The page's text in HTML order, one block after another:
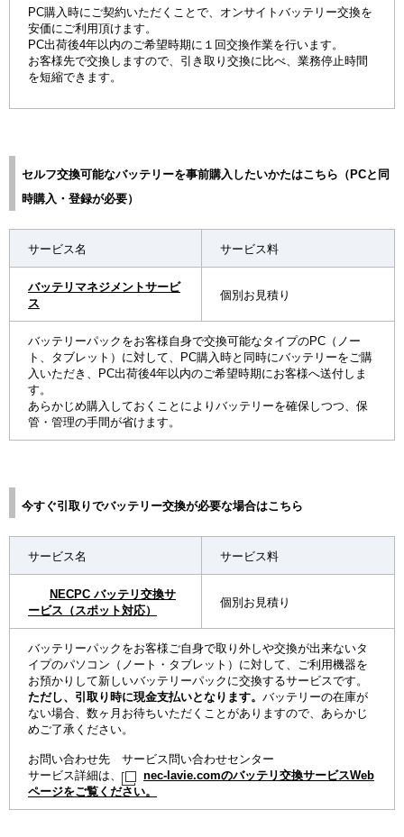
PC購入時にご契約いただくことで、オンサイトバッテリー交換を
安価にご利用頂けます。
PC出荷後4年以内のご希望時期に１回交換作業を行います。
お客様先で交換しますので、引き取り交換に比べ、業務停止時間
を短縮できます。
セルフ交換可能なバッテリーを事前購入したいかたはこちら（PCと同
時購入・登録が必要）
サービス名 サービス料
バッテリマネジメントサービ
ス
個別お見積り
バッテリーパックをお客様自身で交換可能なタイプのPC（ノー
ト、タブレット）に対して、PC購入時と同時にバッテリーをご購
入いただき、PC出荷後4年以内のご希望時期にお客様へ送付しま
す。
あらかじめ購入しておくことによりバッテリーを確保しつつ、保
管・管理の手間が省けます。
今すぐ引取りでバッテリー交換が必要な場合はこちら
サービス名 サービス料
NECPC バッテリ交換サ
ービス（スポット対応）
個別お見積り
バッテリーパックをお客様ご自身で取り外しや交換が出来ないタ
イプのパソコン（ノート・タブレット）に対して、ご利用機器を
お預かりして新しいバッテリーパックに交換するサービスです。
ただし、引取り時に現金支払いとなります。 バッテリーの在庫が
ない場合、数ヶ月お待ちいただくことがありますので、あらかじ
めご了承ください。
お問い合わせ先 サービス問い合わせセンター
サービス詳細は、
nec-lavie.comのバッテリ交換サービスWeb
ページをご覧ください。